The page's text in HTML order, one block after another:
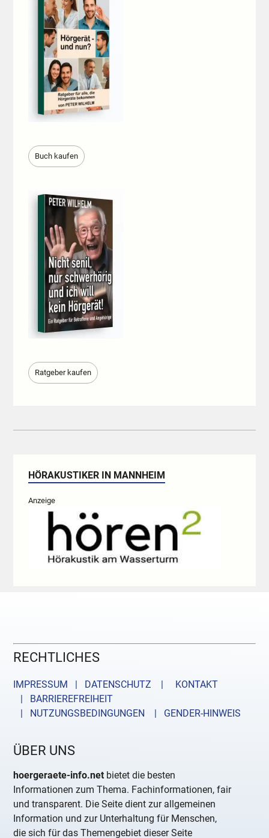
Buch kaufen
Ratgeber kaufen
HÖRAKUSTIKER IN MANNHEIM
Anzeige
RECHTLICHES
IMPRESSUM | DATENSCHUTZ |
KONTAKT
| BARRIEREFREIHEIT
| NUTZUNGSBEDINGUNGEN
| GENDER-HINWEIS
ÜBER UNS
hoergeraete-info.net bietet die besten
Informationen zum Thema. Fachinformationen, fair
und transparent. Die Seite dient zur allgemeinen
Information und zur Unterhaltung für Menschen,
die sich für das Themengebiet dieser Seite